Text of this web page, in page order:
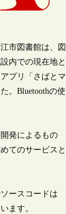
市図書館は、図
内での現在地と
プリ「さばとマ
。Bluetoothの使
発によるもの
てのサービスと
ースコードは
ます。